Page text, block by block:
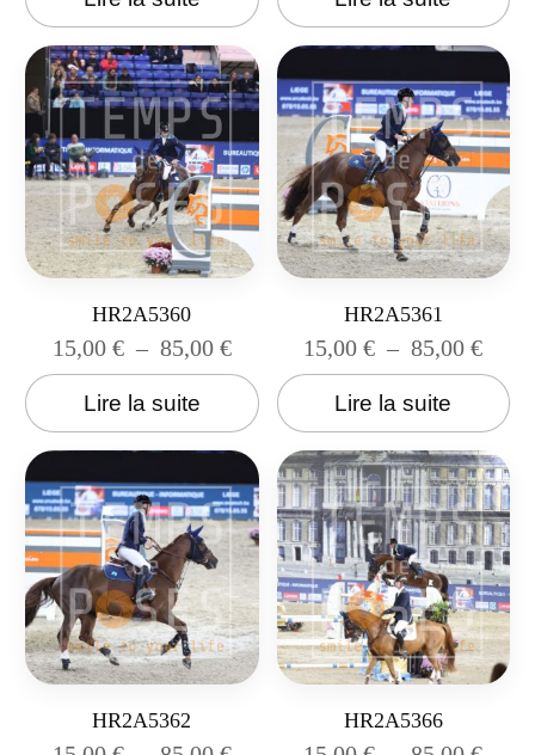
HR2A5360
15,00 € – 85,00 €
Lire la suite
HR2A5361
15,00€ – 85,00€
Lire la suite
HR2A5362 HR2A5366